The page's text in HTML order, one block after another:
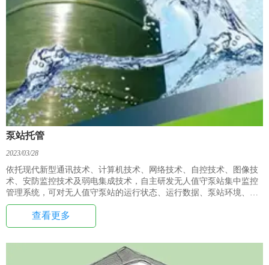
泵站托管
2023/03/28
依托现代新型通讯技术、计算机技术、网络技术、自控技术、图像技
术、安防监控技术及弱电集成技术，自主研发无人值守泵站集中监控
管理系统，可对无人值守泵站的运行状态、运行数据、泵站环境、门
禁等实现全方位集中监控管理。
查看更多